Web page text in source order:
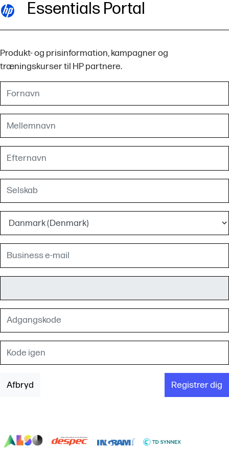
Essentials Portal
Produkt- og prisinformation, kampagner og
træningskurser til HP partnere.
Afbryd Registrer dig